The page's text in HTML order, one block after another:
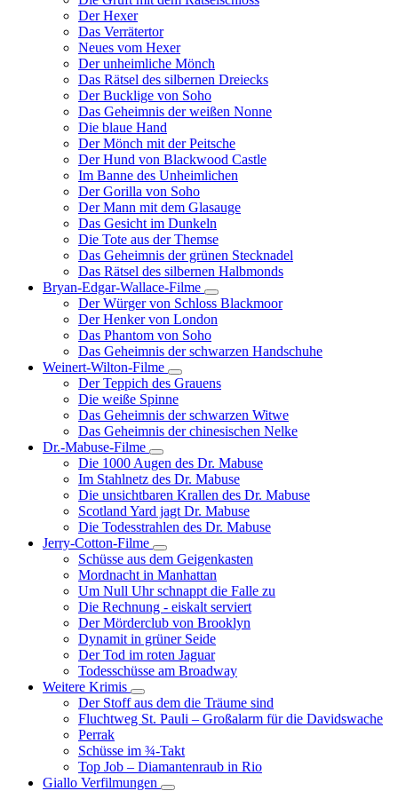
Der Hexer
Das Verrätertor
Neues vom Hexer
Der unheimliche Mönch
Das Rätsel des silbernen Dreiecks
Der Bucklige von Soho
Das Geheimnis der weißen Nonne
Die blaue Hand
Der Mönch mit der Peitsche
Der Hund von Blackwood Castle
Im Banne des Unheimlichen
Der Gorilla von Soho
Der Mann mit dem Glasauge
Das Gesicht im Dunkeln
Die Tote aus der Themse
Das Geheimnis der grünen Stecknadel
Das Rätsel des silbernen Halbmonds
Bryan-Edgar-Wallace-Filme
Unternavigation
von
Bryan-
Wallace-
Der Würger von Schloss Blackmoor
Der Henker von London
Das Phantom von Soho
Das Geheimnis der schwarzen Handschuhe
Weinert-Wilton-Filme
Unternavigation
von
Weinert-
Wilton-
Filme
Der Teppich des Grauens
Die weiße Spinne
Das Geheimnis der schwarzen Witwe
Das Geheimnis der chinesischen Nelke
Dr.-Mabuse-Filme
Unternavigation
von
Dr.-
Mabuse-
Filme
Die 1000 Augen des Dr. Mabuse
Im Stahlnetz des Dr. Mabuse
Die unsichtbaren Krallen des Dr. Mabuse
Scotland Yard jagt Dr. Mabuse
Die Todesstrahlen des Dr. Mabuse
Jerry-Cotton-Filme
Unternavigation
von
Jerry-
Cotton-
Filme
Schüsse aus dem Geigenkasten
Mordnacht in Manhattan
Um Null Uhr schnappt die Falle zu
Die Rechnung - eiskalt serviert
Der Mörderclub von Brooklyn
Dynamit in grüner Seide
Der Tod im roten Jaguar
Todesschüsse am Broadway
Weitere Krimis
Unternavigation
von
Weitere
Der Stoff aus dem die Träume sind
Fluchtweg St. Pauli – Großalarm für die Davidswache
Perrak
Schüsse im ¾-Takt
Top Job – Diamantenraub in Rio
Giallo Verfilmungen